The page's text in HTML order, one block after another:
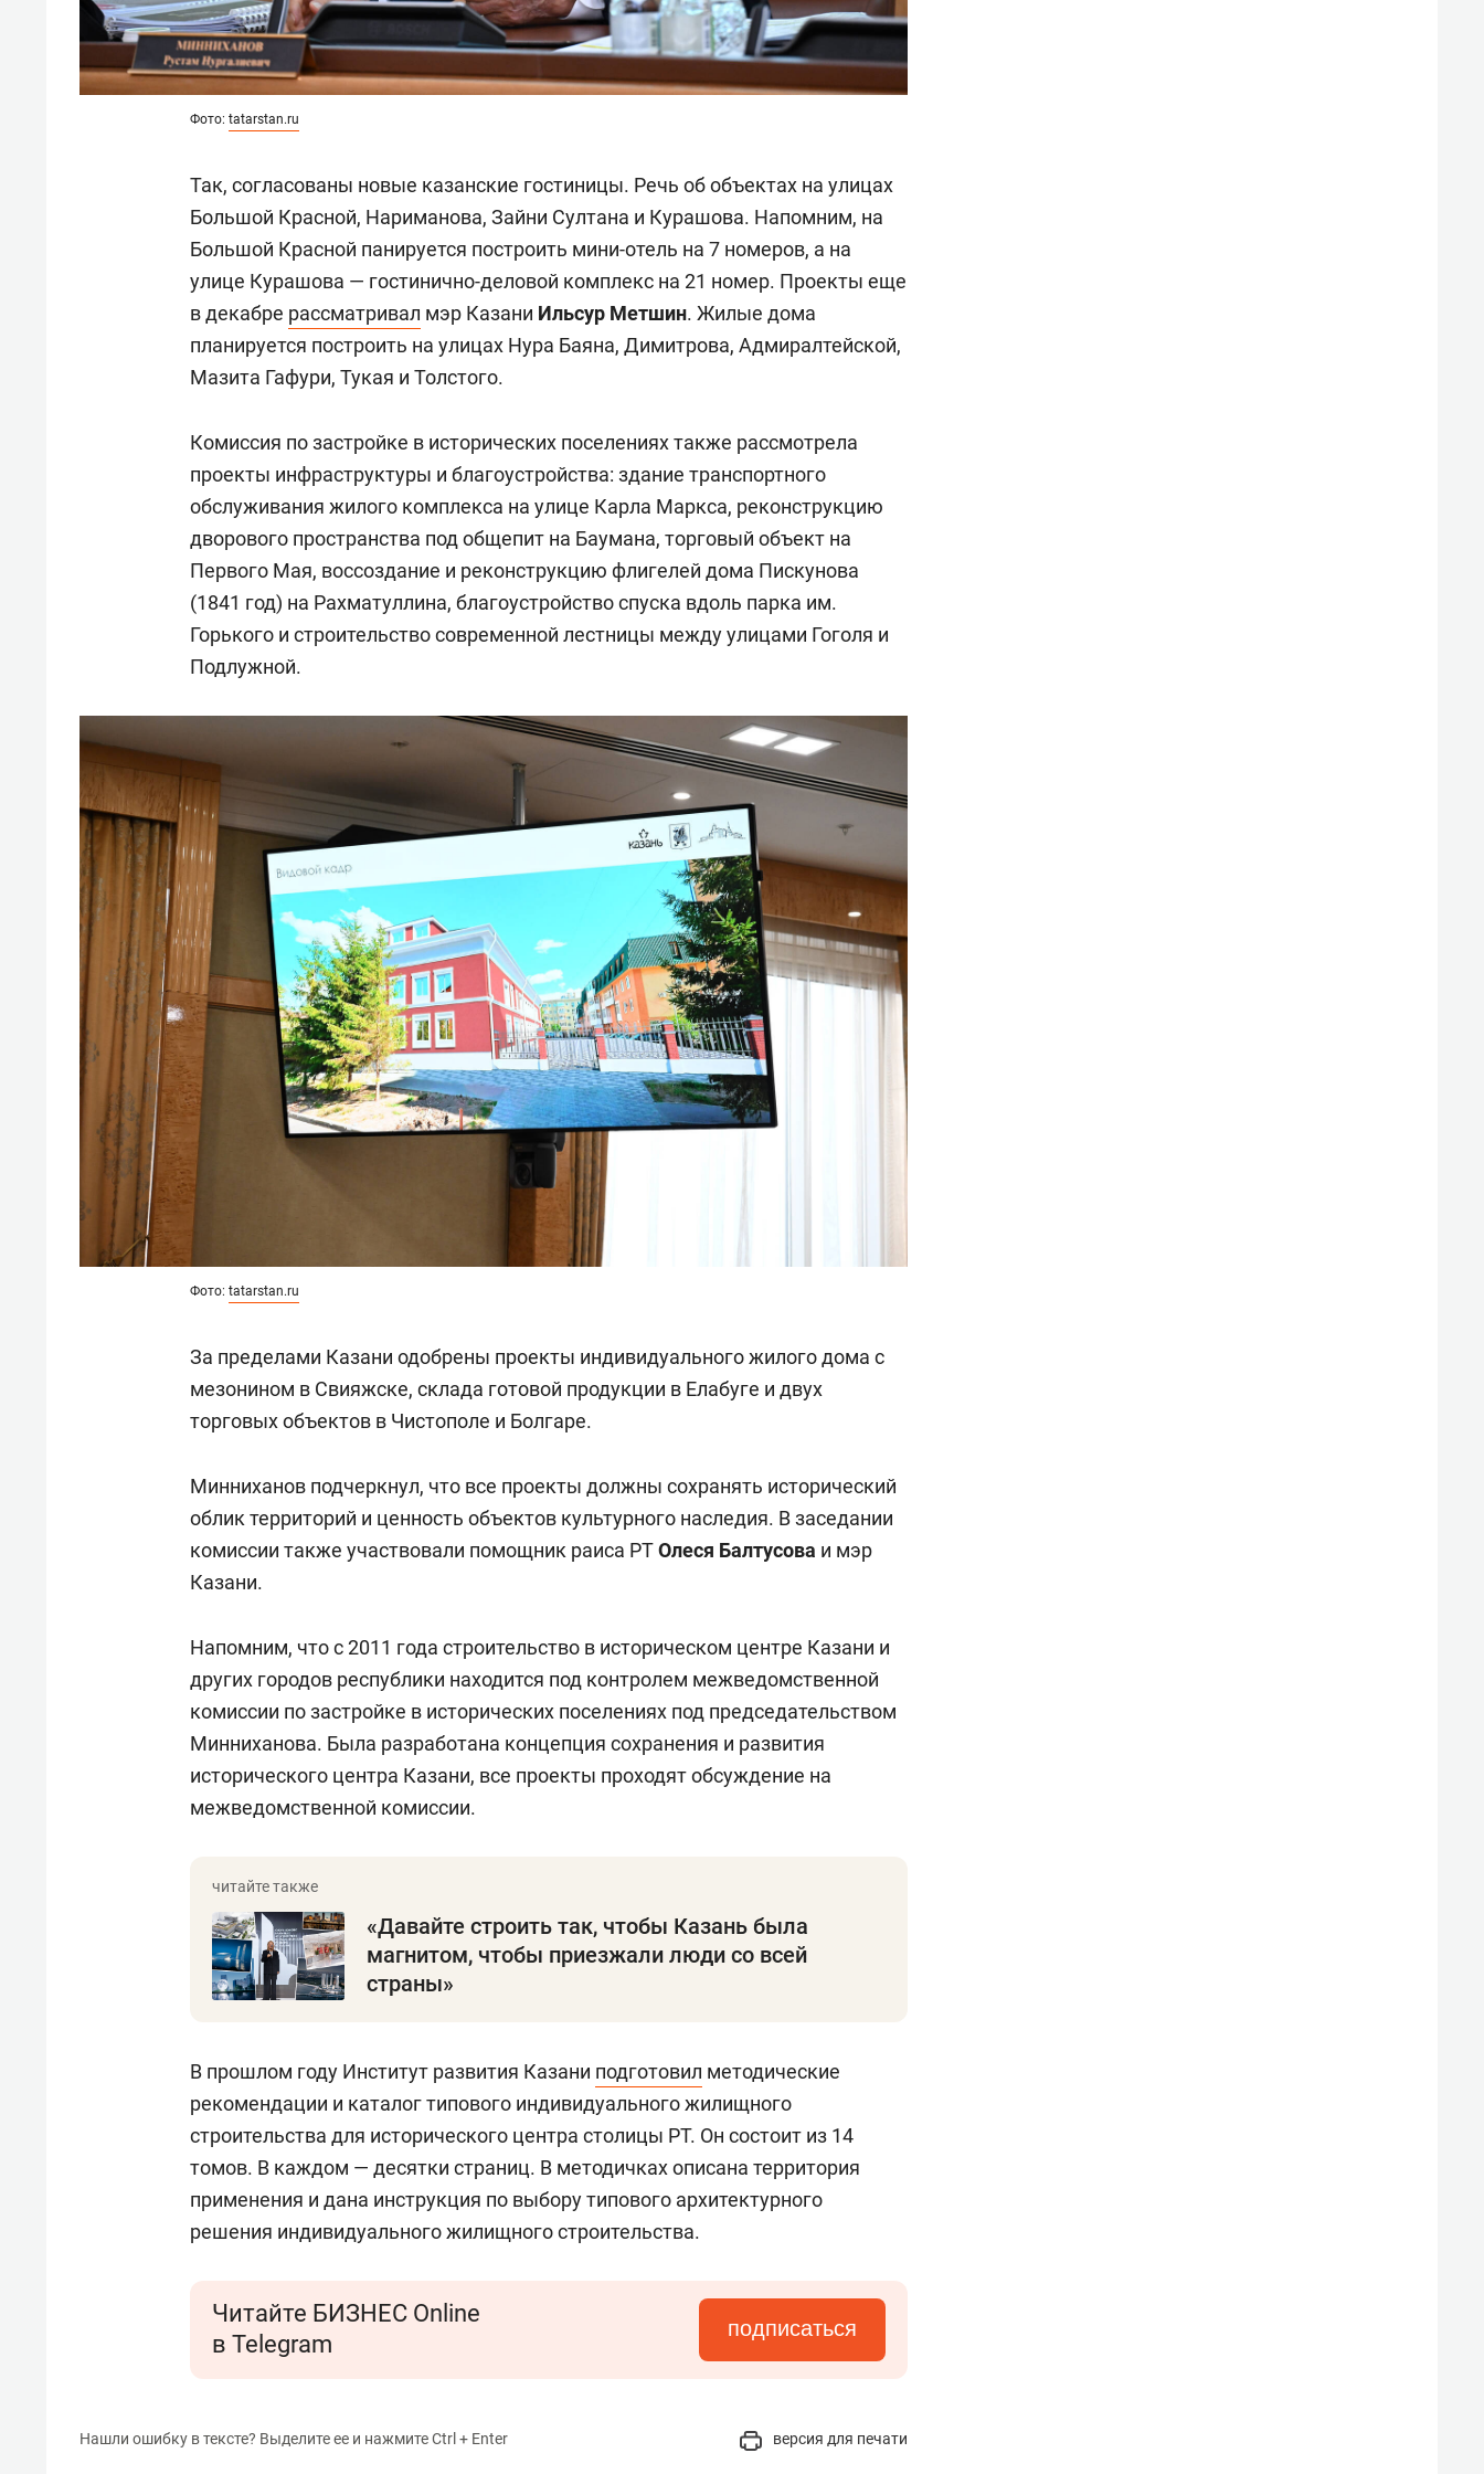
Фото: tatarstan.ru
Так, согласованы новые казанские гостиницы. Речь об объектах на улицах
Большой Красной, Нариманова, Зайни Султана и Курашова. Напомним, на
Большой Красной панируется построить мини-отель на 7 номеров, а на
улице Курашова — гостинично-деловой комплекс на 21 номер. Проекты еще
в декабре рассматривал мэр Казани Ильсур Метшин. Жилые дома
планируется построить на улицах Нура Баяна, Димитрова, Адмиралтейской,
Мазита Гафури, Тукая и Толстого.
Комиссия по застройке в исторических поселениях также рассмотрела
проекты инфраструктуры и благоустройства: здание транспортного
обслуживания жилого комплекса на улице Карла Маркса, реконструкцию
дворового пространства под общепит на Баумана, торговый объект на
Первого Мая, воссоздание и реконструкцию флигелей дома Пискунова
(1841 год) на Рахматуллина, благоустройство спуска вдоль парка им.
Горького и строительство современной лестницы между улицами Гоголя и
Подлужной.
Фото: tatarstan.ru
За пределами Казани одобрены проекты индивидуального жилого дома с
мезонином в Свияжске, склада готовой продукции в Елабуге и двух
торговых объектов в Чистополе и Болгаре.
Минниханов подчеркнул, что все проекты должны сохранять исторический
облик территорий и ценность объектов культурного наследия. В заседании
комиссии также участвовали помощник раиса РТОлеся Балтусова и мэр
Казани.
Напомним, что с 2011 года строительство в историческом центре Казани и
других городов республики находится под контролем межведомственной
комиссии по застройке в исторических поселениях под председательством
Минниханова. Была разработана концепция сохранения и развития
исторического центра Казани, все проекты проходят обсуждение на
межведомственной комиссии.
«Давайте строить так, чтобы Казань была
магнитом, чтобы приезжали люди со всей
страны»
В прошлом году Институт развития Казани подготовил методические
рекомендации и каталог типового индивидуального жилищного
строительства для исторического центра столицы РТ. Он состоит из 14
томов. В каждом — десятки страниц. В методичках описана территория
применения и дана инструкция по выбору типового архитектурного
решения индивидуального жилищного строительства.
Читайте БИЗНЕС Online
в Telegram
подписаться
Нашли ошибку в тексте? Выделите ее и нажмите Ctrl + Enter версия для печати